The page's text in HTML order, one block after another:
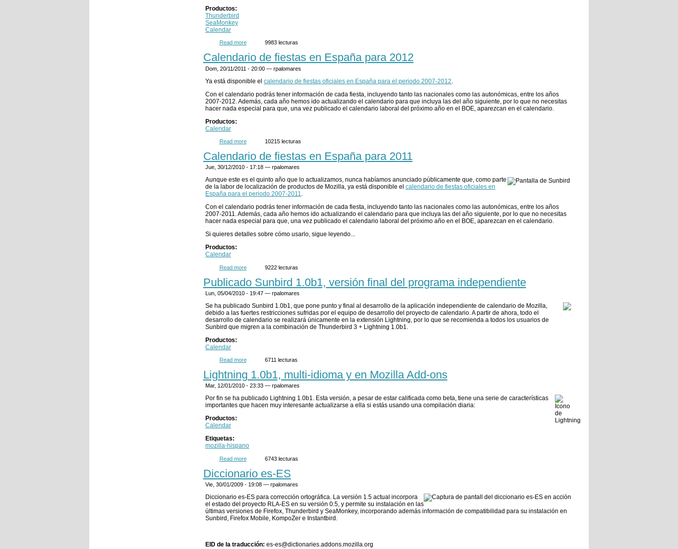
Productos:
Thunderbird
SeaMonkey
Calendar
Read moreabout Calendario de fiestas en España 2007-2014
9983 lecturas
Calendario de fiestas en España para 2012
Dom, 20/11/2011 - 20:00 — rpalomares
Ya está disponible el calendario de fiestas oficiales en España para el periodo 2007-2012
Con el calendario podrás tener información de cada fiesta, incluyendo tanto las nacionales como las autonómicas, entre los años
2007-2012. Además, cada año hemos ido actualizando el calendario para que incluya las del año siguiente, por lo que no necesitas
hacer nada especial para que, una vez publicado el calendario laboral del próximo año en el BOE, aparezcan en el calendario.
Productos:
Calendar
Read moreabout Calendario de fiestas en España para 2012
10215 lecturas
Calendario de fiestas en España para 2011
Jue, 30/12/2010 - 17:18 — rpalomares
Aunque este es el quinto año que lo actualizamos, nunca habíamos anunciado públicamente que, como parte
de la labor de localización de productos de Mozilla, ya está disponible el calendario de fiestas oficiales en
España para el periodo 2007-2011.
Con el calendario podrás tener información de cada fiesta, incluyendo tanto las nacionales como las autonómicas, entre los años
2007-2011. Además, cada año hemos ido actualizando el calendario para que incluya las del año siguiente, por lo que no necesitas
hacer nada especial para que, una vez publicado el calendario laboral del próximo año en el BOE, aparezcan en el calendario.
Si quieres detalles sobre cómo usarlo, sigue leyendo...
Productos:
Calendar
Read moreabout Calendario de fiestas en España para 2011
9222 lecturas
Publicado Sunbird 1.0b1, versión final del programa independiente
Lun, 05/04/2010 - 19:47 — rpalomares
Se ha publicado Sunbird 1.0b1, que pone punto y final al desarrollo de la aplicación independiente de calendario de Mozilla,
debido a las fuertes restricciones sufridas por el equipo de desarrollo del proyecto de calendario. A partir de ahora, todo el
desarrollo de calendario se realizará únicamente en la extensión Lightning, por lo que se recomienda a todos los usuarios de
Sunbird que migren a la combinación de Thunderbird 3 + Lightning 1.0b1.
Productos:
Calendar
Read moreabout Publicado Sunbird 1.0b1, versión final del programa independiente
6711 lecturas
Lightning 1.0b1, multi-idioma y en Mozilla Add-ons
Mar, 12/01/2010 - 23:33 — rpalomares
Por fin se ha publicado Lightning 1.0b1. Esta versión, a pesar de estar calificada como beta, tiene una serie de características
importantes que hacen muy interesante actualizarse a ella si estás usando una compilación diaria:
Productos:
Calendar
Etiquetas:
mozilla-hispano
Read moreabout Lightning 1.0b1, multi-idioma y en Mozilla Add-ons
6743 lecturas
Diccionario es-ES
Vie, 30/01/2009 - 19:08 — rpalomares
Diccionario es-ES para corrección ortográfica. La versión 1.5 actual incorpora
el estado del proyecto RLA-ES en su versión 0.5, y permite su instalación en las
últimas versiones de Firefox, Thunderbird y SeaMonkey, incorporando además información de compatibilidad para su instalación en
Sunbird, Firefox Mobile, KompoZer e Instantbird.
EID de la traducción: es-es@dictionaries.addons.mozilla.org